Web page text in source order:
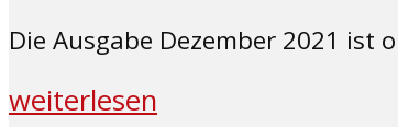
Die Ausgabe Dezember 2021 ist
weiterlesen